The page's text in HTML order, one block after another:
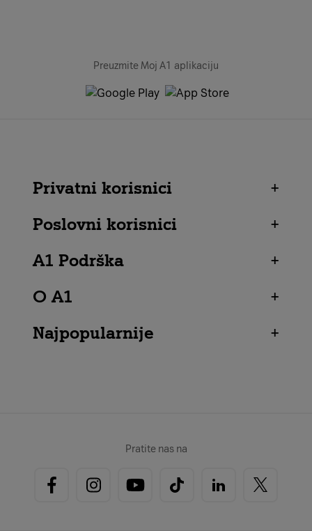
Preuzmite Moj A1 aplikaciju
Privatni korisnici
+
Poslovni korisnici
+
A1 Podrška
+
O A1
+
Najpopularnije
+
Pratite nas na